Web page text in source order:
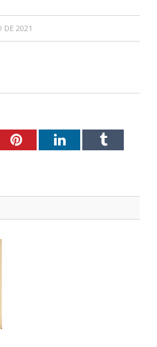
DE 2021
PinterestLinkedInTumblr